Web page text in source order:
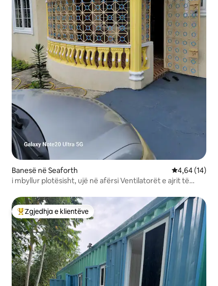
Banesë në Seaforth Vlerësimi
4,64 (14)
i mbyllur plotësisht, ujë në afërsi Ventilatorët e ajrit të
Më të mirat e zgjedhjeve të klientëve
Zgjedhja e klientëve